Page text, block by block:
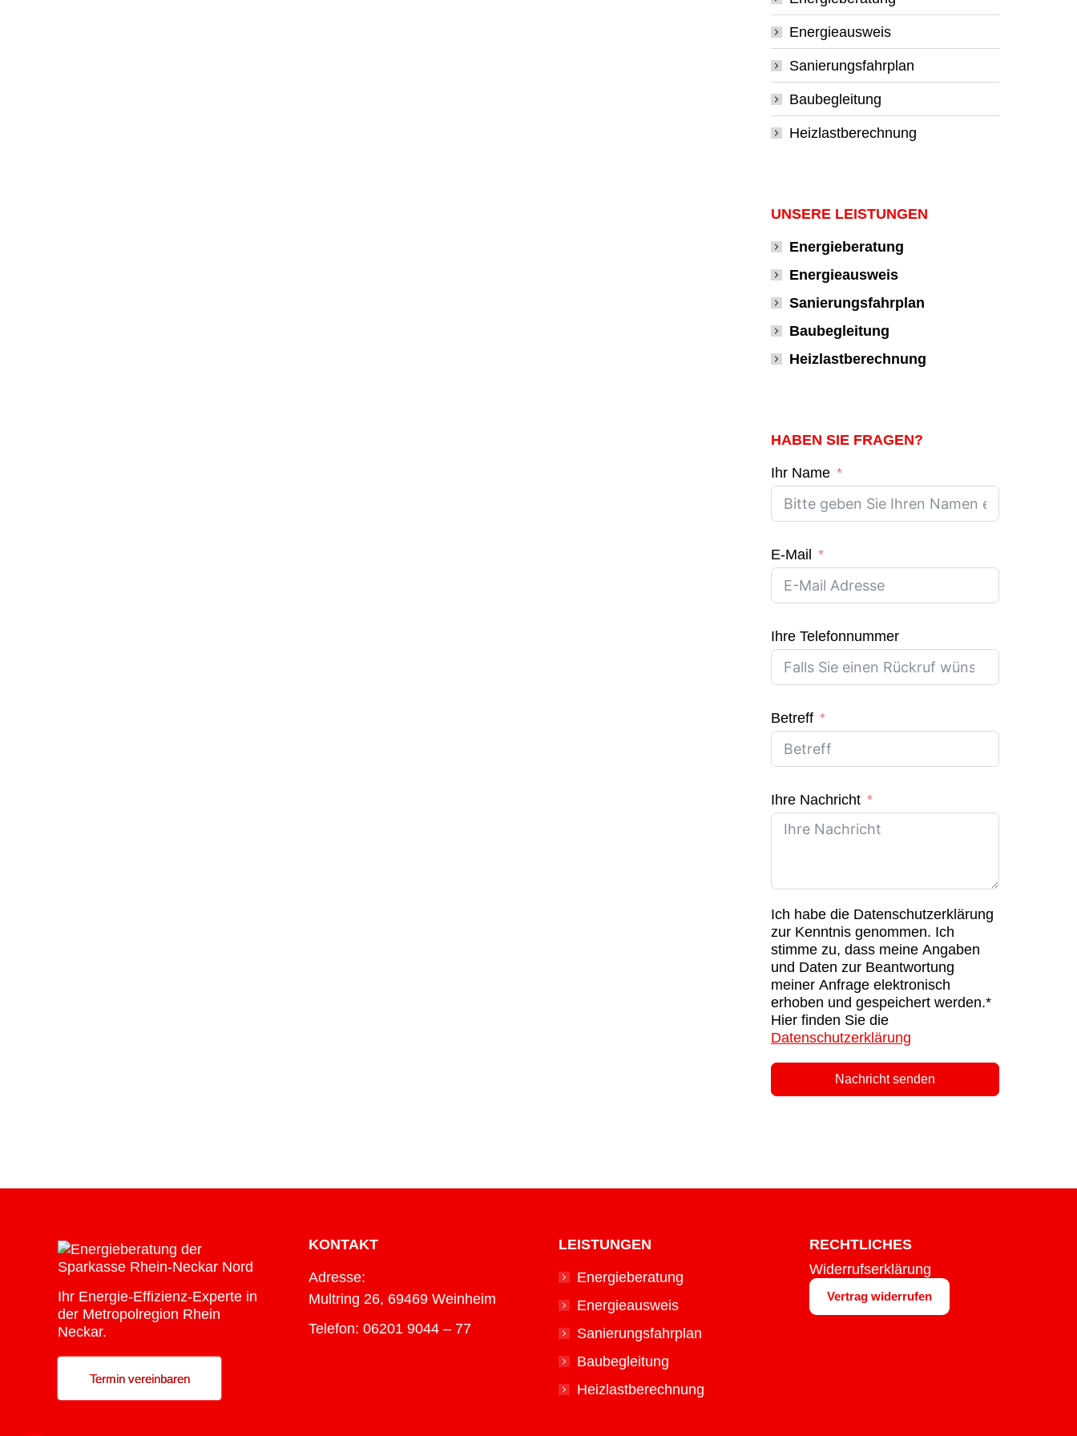
Energieausweis
Sanierungsfahrplan
Baubegleitung
Heizlastberechnung
UNSERE LEISTUNGEN
Energieberatung
Energieausweis
Sanierungsfahrplan
Baubegleitung
Heizlastberechnung
HABEN SIE FRAGEN?
Ihr Name
E-Mail
Ihre Telefonnummer
Betreff
Ihre Nachricht
Ich habe die Datenschutzerklärung
zur Kenntnis genommen. Ich
stimme zu, dass meine Angaben
und Daten zur Beantwortung
meiner Anfrage elektronisch
erhoben und gespeichert werden.*
Hier finden Sie die
Datenschutzerklärung
Nachricht senden
Ihr Energie-Effizienz-Experte in
der Metropolregion Rhein
Neckar.
Termin vereinbaren
KONTAKT
Adresse:
Multring 26, 69469 Weinheim
Telefon: 06201 9044 – 77
LEISTUNGEN
Energieberatung
Energieausweis
Sanierungsfahrplan
Baubegleitung
Heizlastberechnung
RECHTLICHES
Widerrufserklärung
Vertrag widerrufen